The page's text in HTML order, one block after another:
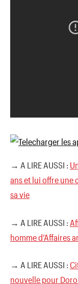
→ A LIRE AUSSI :
ans et lui offre une
sa vie
→ A LIRE AUSSI :
homme d’Affaires
→ A LIRE AUSSI :
nouvelle pour